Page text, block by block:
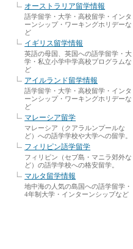
オーストラリア留学情報
語学留学・大学・高校留学・インタ
ーンシップ・ワーキングホリデーな
ど
イギリス留学情報
英語の母国、英国への語学留学・大
学・私立小学中学高校プログラムな
ど
アイルランド留学情報
語学留学・大学・高校留学・インタ
ーンシップ・ワーキングホリデーな
ど
マレーシア留学
マレーシア（クアラルンプールな
ど）への語学学校や大学への留学。
フィリピン語学留学
フィリピン（セブ島・マニラ郊外な
ど）の語学学校への格安留学。
マルタ留学情報
地中海の人気の島国への語学留学・
4年制大学・インターンシップなど